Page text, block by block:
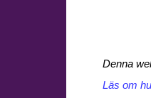
Denna
Läs om